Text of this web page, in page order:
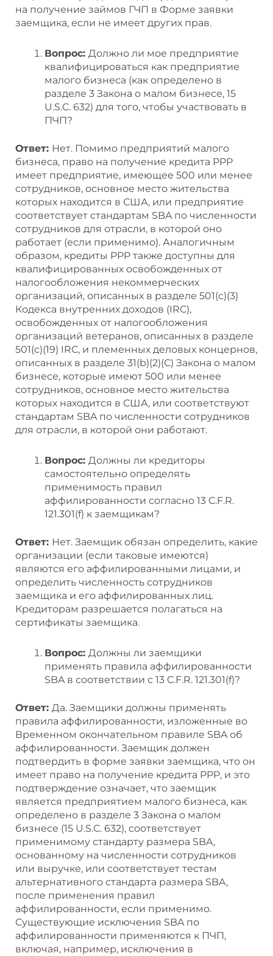
на получение займов ГЧП в Форме заявки
заемщика, если не имеет других прав.
Вопрос: Должно ли мое предприятие
квалифицироваться как предприятие
малого бизнеса (как определено в
разделе 3 Закона о малом бизнесе, 15
U.S.C. 632) для того, чтобы участвовать в
ПЧП?
Ответ: Нет. Помимо предприятий малого
бизнеса, право на получение кредита PPP
имеет предприятие, имеющее 500 или менее
сотрудников, основное место жительства
которых находится в США, или предприятие
соответствует стандартам SBA по численности
сотрудников для отрасли, в которой оно
работает (если применимо). Аналогичным
образом, кредиты PPP также доступны для
квалифицированных освобожденных от
налогообложения некоммерческих
организаций, описанных в разделе 501(c)(3)
Кодекса внутренних доходов (IRC),
освобожденных от налогообложения
организаций ветеранов, описанных в разделе
501(c)(19) IRC, и племенных деловых концернов,
описанных в разделе 31(b)(2)(C) Закона о малом
бизнесе, которые имеют 500 или менее
сотрудников, основное место жительства
которых находится в США, или соответствуют
стандартам SBA по численности сотрудников
для отрасли, в которой они работают.
Вопрос: Должны ли кредиторы
самостоятельно определять
применимость правил
аффилированности согласно 13 C.F.R.
121.301(f) к заемщикам?
Ответ: Нет. Заемщик обязан определить, какие
организации (если таковые имеются)
являются его аффилированными лицами, и
определить численность сотрудников
заемщика и его аффилированных лиц.
Кредиторам разрешается полагаться на
сертификаты заемщика.
Вопрос: Должны ли заемщики
применять правила аффилированности
SBA в соответствии с 13 C.F.R. 121.301(f)?
Ответ: Да. Заемщики должны применять
правила аффилированности, изложенные во
Временном окончательном правиле SBA об
аффилированности. Заемщик должен
подтвердить в форме заявки заемщика, что он
имеет право на получение кредита PPP, и это
подтверждение означает, что заемщик
является предприятием малого бизнеса, как
определено в разделе 3 Закона о малом
бизнесе (15 U.S.C. 632), соответствует
применимому стандарту размера SBA,
основанному на численности сотрудников
или выручке, или соответствует тестам
альтернативного стандарта размера SBA,
после применения правил
аффилированности, если применимо.
Существующие исключения SBA по
аффилированности применяются к ПЧП,
включая, например, исключения в